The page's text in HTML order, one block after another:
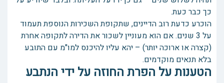
כך כבר כעת.
הוכרע כדעת רוב הדיינים, שתקופת השכירות הנוספת תעמוד
על 3 שנים. אם הוא מעוניין לשכור את הדירה לתקופה אחרת
(קצרה או ארוכה יותר) – יהא עליו להיכנס למו"מ עם התובע
בלא תנאים מוקדמים.
הטענות על הפרת החוזה על ידי הנתבע